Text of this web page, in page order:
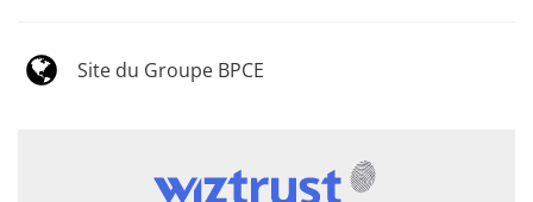
Site du Groupe BPCE